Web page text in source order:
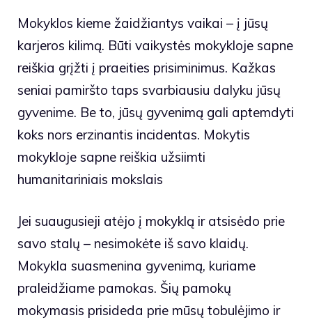
Mokyklos kieme žaidžiantys vaikai – į jūsų
karjeros kilimą. Būti vaikystės mokykloje sapne
reiškia grįžti į praeities prisiminimus. Kažkas
seniai pamiršto taps svarbiausiu dalyku jūsų
gyvenime. Be to, jūsų gyvenimą gali aptemdyti
koks nors erzinantis incidentas. Mokytis
mokykloje sapne reiškia užsiimti
humanitariniais mokslais
Jei suaugusieji atėjo į mokyklą ir atsisėdo prie
savo stalų – nesimokėte iš savo klaidų.
Mokykla suasmenina gyvenimą, kuriame
praleidžiame pamokas. Šių pamokų
mokymasis prisideda prie mūsų tobulėjimo ir